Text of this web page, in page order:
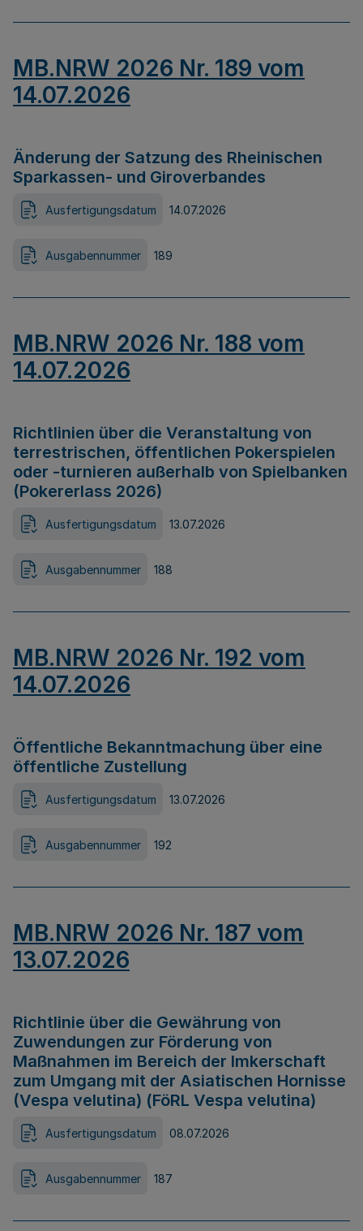
MB.NRW 2026 Nr. 189 vom
14.07.2026
Änderung der Satzung des Rheinischen
Sparkassen- und Giroverbandes
Ausfertigungsdatum 14.07.2026
Ausgabennummer 189
MB.NRW 2026 Nr. 188 vom
14.07.2026
Richtlinien über die Veranstaltung von
terrestrischen, öffentlichen Pokerspielen
oder -turnieren außerhalb von Spielbanken
(Pokererlass 2026)
Ausfertigungsdatum 13.07.2026
Ausgabennummer 188
MB.NRW 2026 Nr. 192 vom
14.07.2026
Öffentliche Bekanntmachung über eine
öffentliche Zustellung
Ausfertigungsdatum 13.07.2026
Ausgabennummer 192
MB.NRW 2026 Nr. 187 vom
13.07.2026
Richtlinie über die Gewährung von
Zuwendungen zur Förderung von
Maßnahmen im Bereich der Imkerschaft
zum Umgang mit der Asiatischen Hornisse
(Vespa velutina) (FöRL Vespa velutina)
Ausfertigungsdatum 08.07.2026
Ausgabennummer 187